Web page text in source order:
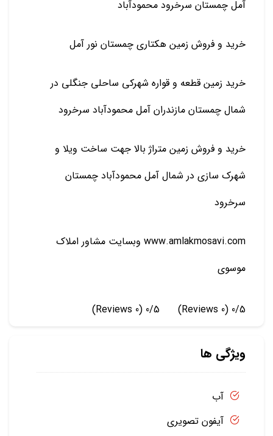
آمل چمستان سرخرود محمودآباد
خرید و فروش زمین هکتاری چمستان نور آمل
خرید زمین قطعه و قواره شهرکی ساحلی جنگلی در
شمال چمستان مازندران آمل محمودآباد سرخرود
خرید و فروش زمین متراژ بالا جهت ساخت ویلا و
شهرک سازی در شمال آمل محمودآباد چمستان
سرخرود
www.amlakmosavi.com وبسایت مشاور املاک
موسوی
0/5
(0 Reviews)
0/5
(0 Reviews)
ویژگی ها
آب
آیفون تصویری